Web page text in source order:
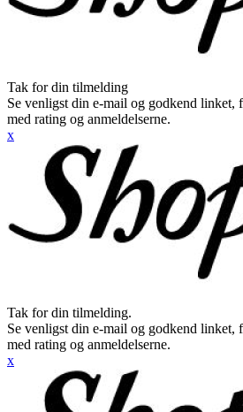
Tak for din tilmelding
Se venligst din e-mail og godkend linket,
med rating og anmeldelserne.
x
Tak for din tilmelding.
Se venligst din e-mail og godkend linket,
med rating og anmeldelserne.
x